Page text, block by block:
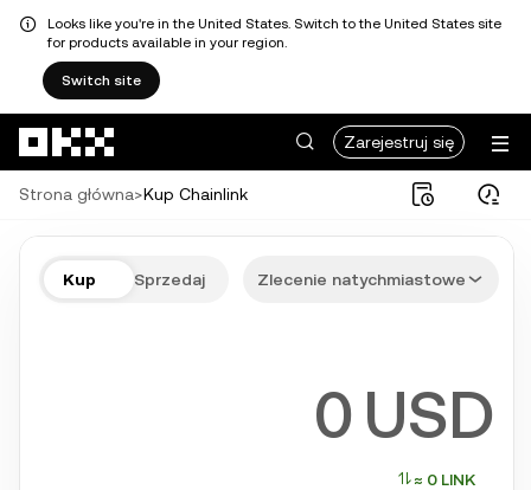
Looks like you're in the United States. Switch to the United States site
for products available in your region.
Switch site
Zarejestruj się
Strona główna>Kup Chainlink
Kup Sprzedaj Zlecenie natychmiastowe
USD
≈ 0 LINK